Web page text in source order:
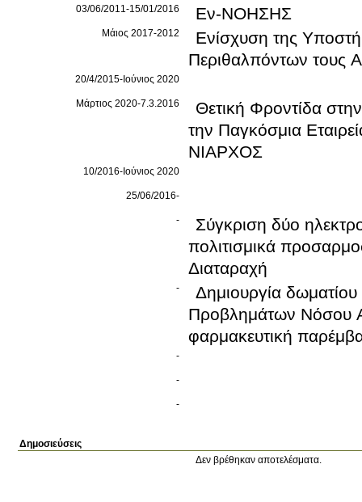
03/06/2011-15/01/2016 Εν-ΝΟΗΣΗΣ
Μάιος 2017-2012
Ενίσχυση της
Περιθαλπόντων τους
20/4/2015-Ιούνιος 2020
Μάρτιος 2020-7.3.2016
Θετική Φροντίδα
την Παγκόσμια
ΝΙΑΡΧΟΣ
10/2016-Ιούνιος 2020
25/06/2016-
-
Σύγκριση δύο
πολιτισμικά
Διαταραχή
-
Δημιουργία
Προβλημάτων Νόσου
φαρμακευτική
-
-
-
Δημοσιεύσεις
Δεν βρέθηκαν αποτελέσματα.